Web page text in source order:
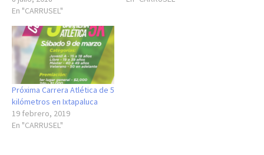
En "CARRUSEL"
Próxima Carrera Atlética de 5
kilómetros en Ixtapaluca
19 febrero, 2019
En "CARRUSEL"